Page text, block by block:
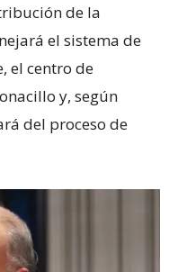
de la
el sistema de
el centro de
y, según
del proceso de